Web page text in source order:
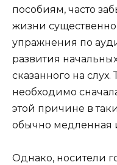
пособиям, часто
жизни существенно
упражнения по
развития
сказанного на слух.
необходимо
этой причине в
обычно медленная
Однако, носители